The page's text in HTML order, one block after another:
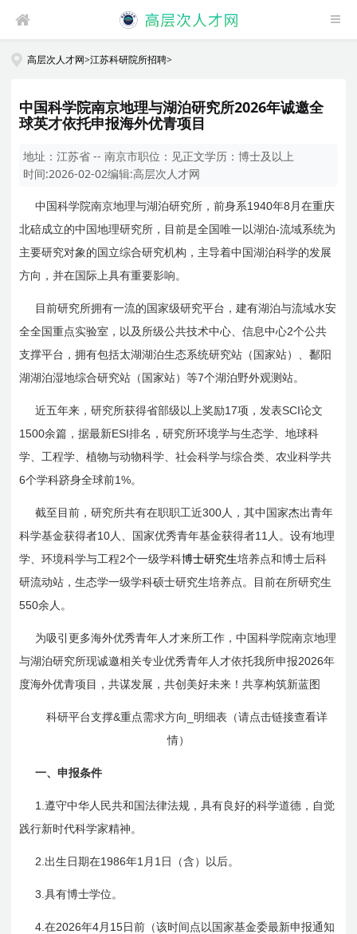
高层次人才网>江苏科研院所招聘>
中国科学院南京地理与湖泊研究所2026年诚邀全
球英才依托申报海外优青项目
地址：江苏省 -- 南京市职位： 见正文学历：博士及以上
时间:2026-02-02编辑:高层次人才网
中国科学院南京地理与湖泊研究所，前身系1940年8 月在重庆
北碚成立的中国地理研究所，目前是全国唯一以湖泊-流域系统为
主要研究对象的国立综合研究机构，主导着中国湖泊科学的发展
方向，并在国际上具有重要影响。
目前研究所拥有一流的国家级研究平台，建有湖泊与流域水安
全全国重点实验室，以及所级公共技术中心、信息中心2个公共
支撑平台，拥有包括太湖湖泊生态系统研究站（国家站）、鄱阳
湖湖泊湿地综合研究站（国家站）等7个湖泊野外观测站。
近五年来，研究所获得省部级以上奖励17项，发表SCI论文
1500余篇，据最新ESI排名，研究所环境学与生态学、地球科
学、工程学、植物与动物科学、社会科学与综合类、农业科学共
6个学科跻身全球前1%。
截至目前，研究所共有在职职工近300 人，其中国家杰出青年
科学基金获得者10 人、国家优秀青年基金获得者11 人。设有地理
学、环境科学与工程2个一级学科博士研究生培养点和博士后科
研流动站，生态学一级学科硕士研究生培养点。目前在所研究生
550余人。
为吸引更多海外优秀青年人才来所工作，中国科学院南京地理
与湖泊研究所现诚邀相关专业优秀青年人才依托我所申报2026年
度海外优青项目，共谋发展，共创美好未来！共享构筑新蓝图
科研平台支撑&重点需求方向 明细表（请点击链接查看详
情）
一、申报条件
1.遵守中华人民共和国法律法规，具有良好的科学道德，自觉
践行新时代科学家精神。
2. 出生日期在1986年1 月 1 日 （含）以后。
3.具有博士学位。
4.在2026年4 月 15日前（该时间点以国家基金委最新申报通知